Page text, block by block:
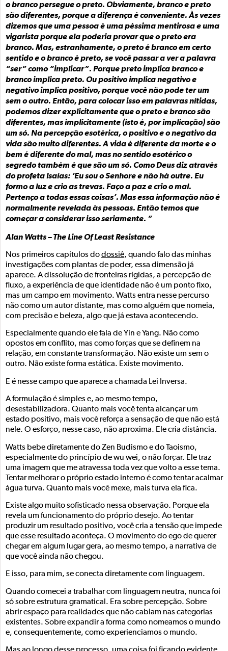
o branco persegue o preto. Obviamente, branco e preto
são diferentes, porque a diferença é conveniente. Às vezes
dizemos que uma pessoa é uma péssima mentirosa e uma
vigarista porque ela poderia provar que o preto era
branco. Mas, estranhamente, o preto é branco em certo
sentido e o branco é preto, se você passar a ver a palavra
“ser” como “implicar”. Porque preto implica branco e
branco implica preto. Ou positivo implica negativo e
negativo implica positivo, porque você não pode ter um
sem o outro. Então, para colocar isso em palavras nítidas,
podemos dizer explicitamente que o preto e branco são
diferentes, mas implicitamente (isto é, por implicação) são
um só. Na percepção esotérica, o positivo e o negativo da
vida são muito diferentes. A vida é diferente da morte e o
bem é diferente do mal, mas no sentido esotérico o
segredo também é que são um só. Como Deus diz através
do profeta Isaías: ‘Eu sou o Senhore e não há outre. Eu
formo a luz e crio as trevas. Faço a paz e crio o mal.
Pertenço a todas essas coisas’. Mas essa informação não é
normalmente revelada às pessoas. Então temos que
começar a considerar isso seriamente. ”
Alan Watts – The Line Of Least Resistance
Nos primeiros capítulos dodossiê, quando falo das minhas
investigações com plantas de poder, essa dimensão já
aparece. A dissolução de fronteiras rígidas, a percepção de
fluxo, a experiência de que identidade não é um ponto fixo,
mas um campo em movimento. Watts entra nesse percurso
não como um autor distante, mas como alguém que nomeia,
com precisão e beleza, algo que já estava acontecendo.
Especialmente quando ele fala de Yin e Yang. Não como
opostos em conflito, mas como forças que se definem na
relação, em constante transformação. Não existe um sem o
outro. Não existe forma estática. Existe movimento.
E é nesse campo que aparece a chamada Lei Inversa.
A formulação é simples e, ao mesmo tempo,
desestabilizadora. Quanto mais você tenta alcançar um
estado positivo, mais você reforça a sensação de que não está
nele. O esforço, nesse caso, não aproxima. Ele cria distância.
Watts bebe diretamente do Zen Budismo e do Taoismo,
especialmente do princípio de wu wei, o não forçar. Ele traz
uma imagem que me atravessa toda vez que volto a esse tema.
Tentar melhorar o próprio estado interno é como tentar acalmar
água turva. Quanto mais você mexe, mais turva ela fica.
Existe algo muito sofisticado nessa observação. Porque ela
revela um funcionamento do próprio desejo. Ao tentar
produzir um resultado positivo, você cria a tensão que impede
que esse resultado aconteça. O movimento do ego de querer
chegar em algum lugar gera, ao mesmo tempo, a narrativa de
que você ainda não chegou.
E isso, para mim, se conecta diretamente com linguagem.
Quando comecei a trabalhar com linguagem neutra, nunca foi
só sobre estrutura gramatical. Era sobre percepção. Sobre
abrir espaço para realidades que não cabiam nas categorias
existentes. Sobre expandir a forma como nomeamos o mundo
e, consequentemente, como experienciamos o mundo.